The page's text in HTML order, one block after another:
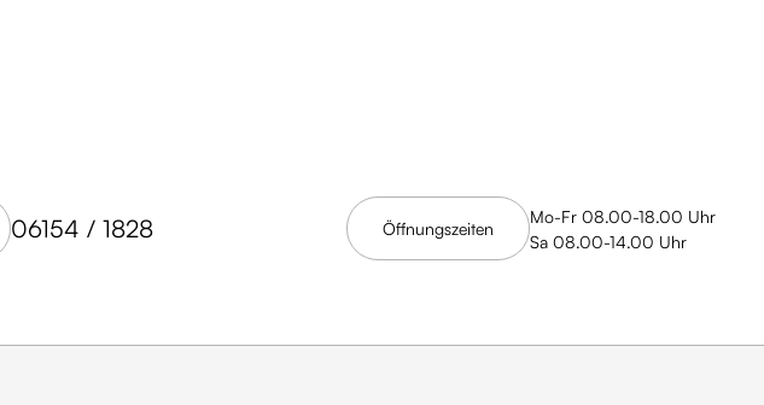
06154 / 1828 Öffnungszeiten
Mo-Fr 08.00-18.00 Uhr
Sa 08.00-14.00 Uhr